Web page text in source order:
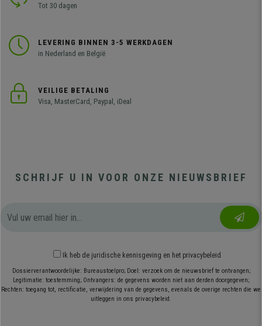
Tot 30 dagen
LEVERING BINNEN 3-5 WERKDAGEN
in Nederland en België
VEILIGE BETALING
Visa, MasterCard, Paypal, iDeal
SCHRIJF U IN VOOR ONZE NIEUWSBRIEF
Ik heb de juridische kennisgeving en het privacybeleid
Dossierverantwoordelijke: Bureaustoelpro; Doel: verzoek om de nieuwsbrief te ontvangen;
Legitimatie: toestemming; Ontvangers: de gegevens worden niet aan derden doorgegeven;
Rechten: toegang tot, rectificatie, verwijdering van de gegevens, evenals de overige rechten die we
uitleggen in ons privacybeleid.